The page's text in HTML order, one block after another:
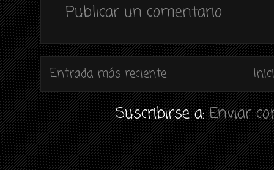
Publicar un comentario
Entrada más reciente
Suscribirse a:Enviar